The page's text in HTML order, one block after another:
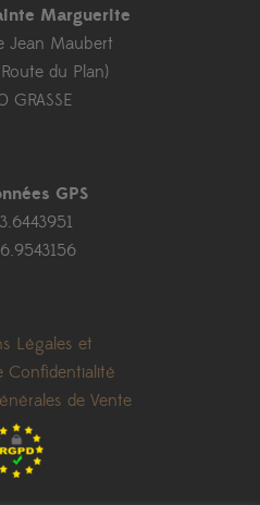
Marguerite
Jean Maubert
du Plan)
GRASSE
GPS
6.9543156
Légales et
Confidentialité
de Vente